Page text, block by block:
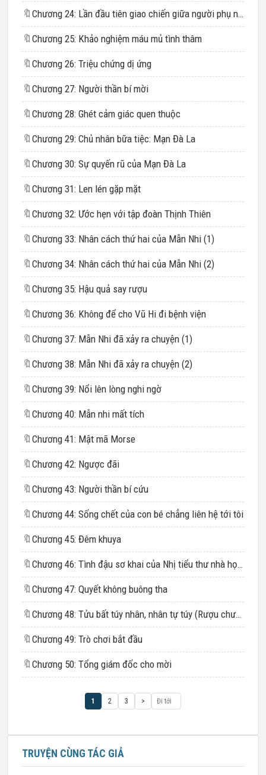
🔖 Chương 24: Lần đầu tiên giao chiến giữa người phụ nữ và cô gái nhỏ
🔖 Chương 25: Khảo nghiệm máu mủ tình thâm
🔖 Chương 26: Triệu chứng dị ứng
🔖 Chương 27: Người thần bí mời
🔖 Chương 28: Ghét cảm giác quen thuộc
🔖 Chương 29: Chủ nhân bữa tiệc: Mạn Đà La
🔖 Chương 30: Sự quyến rũ của Mạn Đà La
🔖 Chương 31: Len lén gặp mặt
🔖 Chương 32: Ước hẹn với tập đoàn Thịnh Thiên
🔖 Chương 33: Nhân cách thứ hai của Mẫn Nhi (1)
🔖 Chương 34: Nhân cách thứ hai của Mẫn Nhi (2)
🔖 Chương 35: Hậu quả say rượu
🔖 Chương 36: Không để cho Vũ Hi đi bệnh viện
🔖 Chương 37: Mẫn Nhi đã xảy ra chuyện (1)
🔖 Chương 38: Mẫn Nhi đã xảy ra chuyện (2)
🔖 Chương 39: Nổi lên lòng nghi ngờ
🔖 Chương 40: Mẫn nhi mất tích
🔖 Chương 41: Mật mã Morse
🔖 Chương 42: Ngược đãi
🔖 Chương 43: Người thần bí cứu
🔖 Chương 44: Sống chết của con bé chẳng liên hệ tới tôi
🔖 Chương 45: Đêm khuya
🔖 Chương 46: Tình đậu sơ khai của Nhị tiểu thư nhà họ Hạ
🔖 Chương 47: Quyết không buông tha
🔖 Chương 48: Tửu bất túy nhân, nhân tự túy (Rượu chưa làm người say, thì người đã tự say rồi)
🔖 Chương 49: Trò chơi bắt đầu
🔖 Chương 50: Tổng giám đốc cho mời
1 2 3 >
TRUYỆN CÙNG TÁC GIẢ